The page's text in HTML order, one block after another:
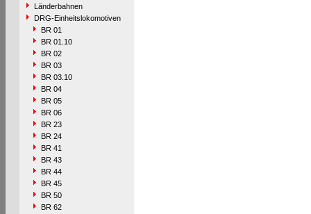
Länderbahnen
DRG-Einheitslokomotiven
BR 01
BR 01.10
BR 02
BR 03
BR 03.10
BR 04
BR 05
BR 06
BR 23
BR 24
BR 41
BR 43
BR 44
BR 45
BR 50
BR 62